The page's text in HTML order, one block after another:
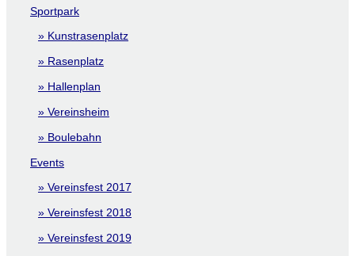
Sportpark
Kunstrasenplatz
Rasenplatz
Hallenplan
Vereinsheim
Boulebahn
Events
Vereinsfest 2017
Vereinsfest 2018
Vereinsfest 2019